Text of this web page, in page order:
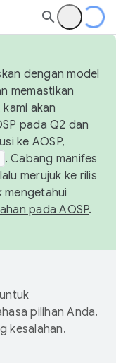
dengan model
memastikan
akan
pada Q2 dan
ke AOSP,
. Cabang manifes
merujuk ke rilis
mengetahui
pada AOSP.
pilihan Anda.
kesalahan.